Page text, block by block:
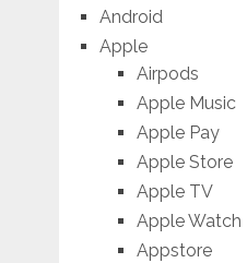
Android
Apple
Airpods
Apple Music
Apple Pay
Apple Store
Apple TV
Apple Watch
Appstore